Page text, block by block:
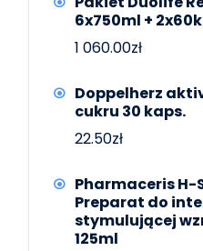
6x750ml +
1 060.00zł
Doppelherz
cukru 30 kaps.
22.50zł
Pharmaceris H-
Preparat do
stymulującej
125ml